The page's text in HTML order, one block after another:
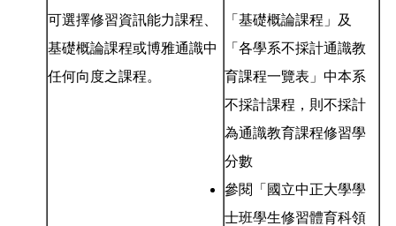
可選擇修習資訊能力課程、
基礎概論課程或博雅通識中
任何向度之課程。
「基礎概論課程」及
「各學系不採計通識教
育課程一覽表」中本系
不採計課程，則不採計
為通識教育課程修習學
分數
參閱「國立中正大學學
士班學生修習體育科領